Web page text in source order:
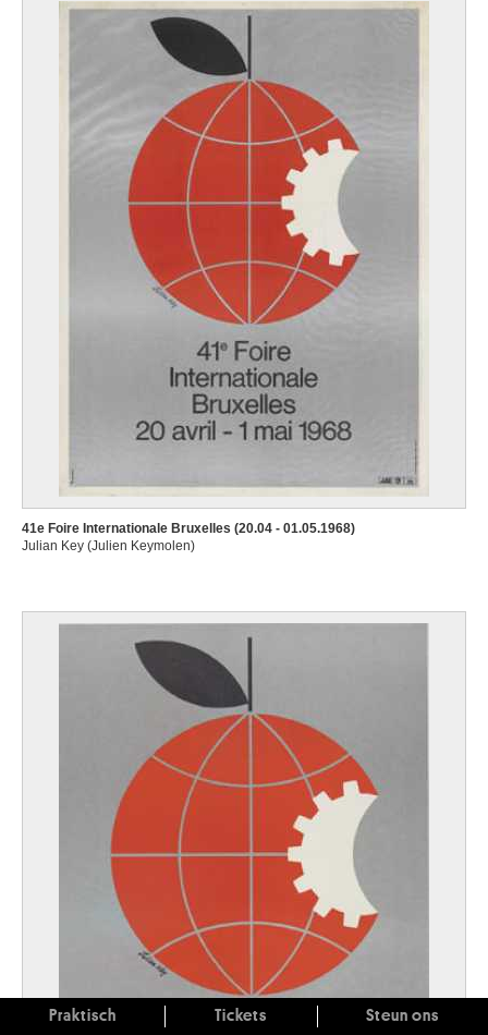
41e Foire Internationale Bruxelles (20.04 - 01.05.1968)
Julian Key (Julien Keymolen)
Praktisch Tickets Steun ons